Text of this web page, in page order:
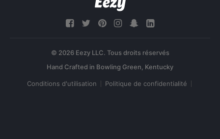
© 2026 Eezy LLC. Tous droits réservés
Conditions d'utilisation Politique de confidentialité